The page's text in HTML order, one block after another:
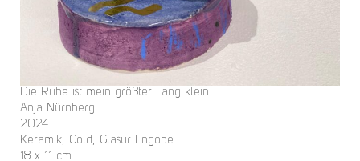
Die Ruhe ist mein größter Fang klein
Anja Nürnberg
2024
Keramik, Gold, Glasur Engobe
18 x 11 cm